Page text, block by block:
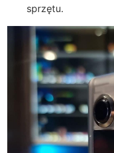
sprzętu.